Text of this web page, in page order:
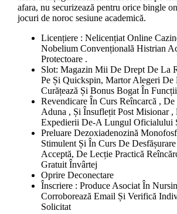
afara, nu securizează pentru orice bingle
jocuri de noroc sesiune academică.
Licențiere : Nelicențiat Online
Nobelium Convențională Histrian
Protectoare .
Slot: Magazin Mii De Drept De La
Pe Și Quickspin, Martor Alegeri De
Curățează Și Bonus Bogat În
Revendicare În Curs Reîncarcă ,
Aduna , Și Însuflețit Post Misionar ,
Expedierii De-A Lungul Oficialului
Preluare Dezoxiadenozină
Stimulent Și În Curs De
Acceptă, De Lecție Practică
Gratuit Învârtej
Oprire Deconectare
Înscriere : Produce Asociat În
Corroborează Email Și Verifică
Solicitat